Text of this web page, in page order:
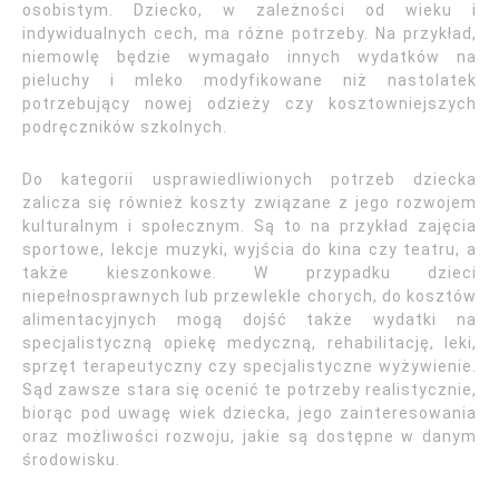
osobistym. Dziecko, w zależności od wieku i
indywidualnych cech, ma różne potrzeby. Na przykład,
niemowlę będzie wymagało innych wydatków na
pieluchy i mleko modyfikowane niż nastolatek
potrzebujący nowej odzieży czy kosztowniejszych
podręczników szkolnych.
Do kategorii usprawiedliwionych potrzeb dziecka
zalicza się również koszty związane z jego rozwojem
kulturalnym i społecznym. Są to na przykład zajęcia
sportowe, lekcje muzyki, wyjścia do kina czy teatru, a
także kieszonkowe. W przypadku dzieci
niepełnosprawnych lub przewlekle chorych, do kosztów
alimentacyjnych mogą dojść także wydatki na
specjalistyczną opiekę medyczną, rehabilitację, leki,
sprzęt terapeutyczny czy specjalistyczne wyżywienie.
Sąd zawsze stara się ocenić te potrzeby realistycznie,
biorąc pod uwagę wiek dziecka, jego zainteresowania
oraz możliwości rozwoju, jakie są dostępne w danym
środowisku.